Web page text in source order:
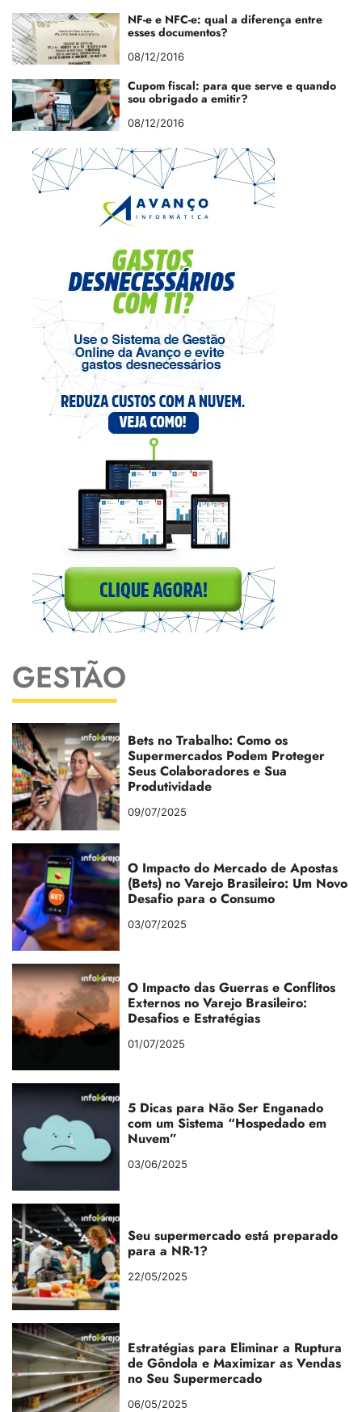
NF-e e NFC-e: qual a diferença entre
esses documentos?
08/12/2016
Cupom fiscal: para que serve e quando
sou obrigado a emitir?
08/12/2016
GESTÃO
Bets no Trabalho: Como os
Supermercados Podem Proteger
Seus Colaboradores e Sua
Produtividade
09/07/2025
O Impacto do Mercado de Apostas
(Bets) no Varejo Brasileiro: Um Novo
Desafio para o Consumo
03/07/2025
O Impacto das Guerras e Conflitos
Externos no Varejo Brasileiro:
Desafios e Estratégias
01/07/2025
5 Dicas para Não Ser Enganado
com um Sistema “Hospedado em
Nuvem”
03/06/2025
Seu supermercado está preparado
para a NR-1?
22/05/2025
Estratégias para Eliminar a Ruptura
de Gôndola e Maximizar as Vendas
no Seu Supermercado
06/05/2025